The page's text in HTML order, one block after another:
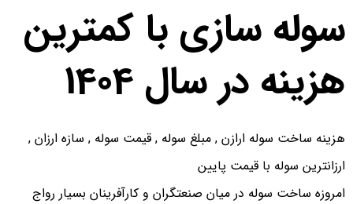
سوله سازی با کمترین
هزینه در سال 1404
هزینه ساخت سوله ارازن , مبلغ سوله , قیمت سوله , سازه ارزان ,
ارزانترین سوله با قیمت پایین
امروزه ساخت سوله در میان صنعتگران و کارآفرینان بسیار رواج